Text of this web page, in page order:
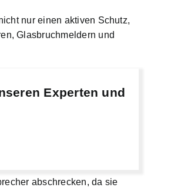
nur einen aktiven Schutz,
Glasbruchmeldern und
Experten und
abschrecken, da sie